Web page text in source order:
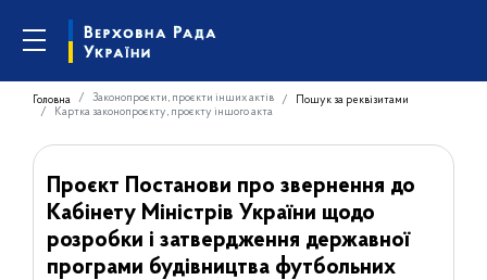
Головна Законопроєкти, проєкти інших актів
Пошук за реквізитами
Картка законопроєкту, проєкту іншого акта
Проєкт Постанови про звернення до
Кабінету Міністрів України щодо
розробки і затвердження державної
програми будівництва футбольних